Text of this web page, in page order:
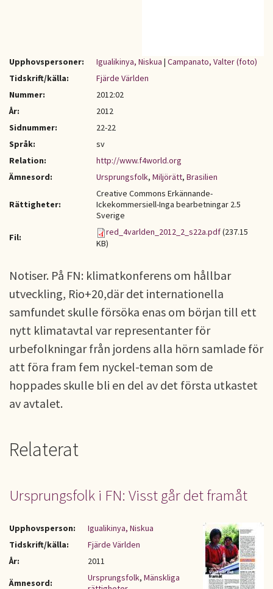
Upphovspersoner: Igualikinya, Niskua | Campanato, Valter (foto)
Tidskrift/källa:
Fjärde Världen
Nummer:
2012:02
År:
2012
Sidnummer:
22-22
Språk:
sv
Relation:
http://www.f4world.org
Ämnesord:
Ursprungsfolk, Miljörätt, Brasilien
Rättigheter:
Creative Commons Erkännande-
Ickekommersiell-Inga bearbetningar 2.5
Sverige
Fil:
red_4varlden_2012_2_s22a.pdf(237.15
KB)
Notiser. På FN: klimatkonferens om hållbar
utveckling, Rio+20,där det internationella
samfundet skulle försöka enas om början till ett
nytt klimatavtal var representanter för
urbefolkningar från jordens alla hörn samlade för
att föra fram fem nyckel-teman som de
hoppades skulle bli en del av det första utkastet
av avtalet.
Relaterat
Ursprungsfolk i FN: Visst går det framåt
Upphovsperson:
Igualikinya, Niskua
Tidskrift/källa:
Fjärde Världen
År:
2011
Ämnesord:
Ursprungsfolk, Mänskliga